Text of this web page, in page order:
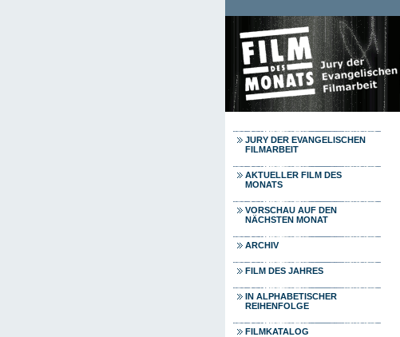
JURY DER EVANGELISCHEN
FILMARBEIT
AKTUELLER FILM DES
MONATS
VORSCHAU AUF DEN
NÄCHSTEN MONAT
ARCHIV
FILM DES JAHRES
IN ALPHABETISCHER
REIHENFOLGE
FILMKATALOG